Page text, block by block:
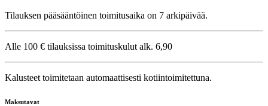
Tilauksen pääsääntöinen toimitusaika on 7 arkipäivää.
Alle 100 € tilauksissa toimituskulut alk. 6,90
Kalusteet toimitetaan automaattisesti kotiintoimitettuna.
Maksutavat